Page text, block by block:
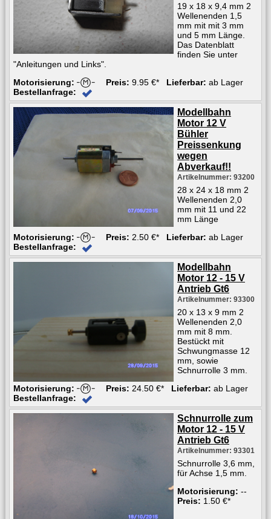
19 x 18 x 9,4 mm 2
Wellenenden 1,5
mm mit mit 3 mm
und 5 mm Länge.
Das Datenblatt
finden Sie unter
"Anleitungen und Links".
Motorisierung:
Preis: 9.95 €* Lieferbar: ab Lager
Bestellanfrage:
Modellbahn
Motor 12 V
Bühler
Preissenkung
wegen
Abverkauf!!
Artikelnummer: 93200
28 x 24 x 18 mm 2
Wellenenden 2,0
mm mit 11 und 22
mm Länge
Motorisierung:
Preis: 2.50 €* Lieferbar: ab Lager
Bestellanfrage:
Modellbahn
Motor 12 - 15 V
Antrieb Gt6
Artikelnummer: 93300
20 x 13 x 9 mm 2
Wellenenden 2,0
mm mit 8 mm.
Bestückt mit
Schwungmasse 12
mm, sowie
Schnurrolle 3 mm.
Motorisierung:
Preis: 24.50 €* Lieferbar: ab Lager
Bestellanfrage:
Schnurrolle zum
Motor 12 - 15 V
Antrieb Gt6
Artikelnummer: 93301
Schnurrolle 3,6 mm,
für Achse 1,5 mm.
Motorisierung: --
Preis: 1.50 €*